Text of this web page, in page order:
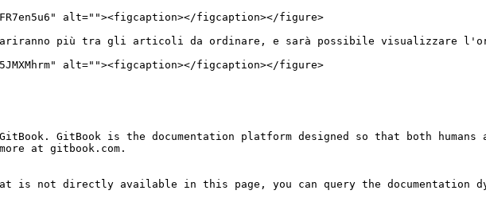
alt=""><figcaption></figcaption></figure>
più tra gli articoli da ordinare, e sarà possibile visualizzare
alt=""><figcaption></figcaption></figure>
GitBook is the documentation platform designed so that both
at gitbook.com.
is not directly available in this page, you can query the documentation